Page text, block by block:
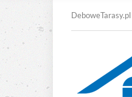
DeboweTarasy.pl